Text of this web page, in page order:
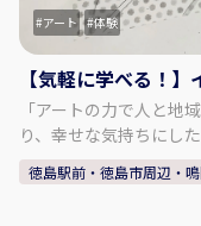
アート 体験
【気軽に学べる！
「アートの力で人と地域を幸せに」 見る
り、幸せな気持ちにし
ラスト・漫画体験」や
人と人とのつながりを
徳島駅前・徳島市周辺・